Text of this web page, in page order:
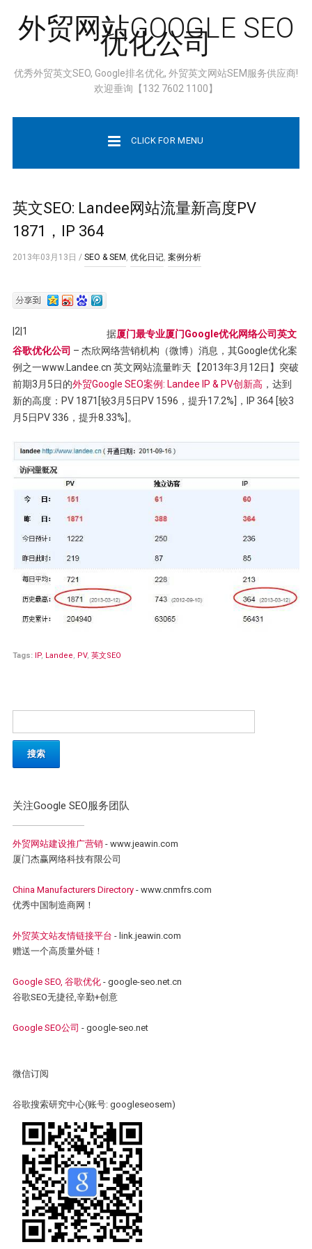
外贸网站GOOGLE SEO
优化公司
优秀外贸英文SEO, Google排名优化, 外贸英文网站SEM服务供应商!
欢迎垂询【132 7602 1100】
CLICK FOR MENU
英文SEO: Landee网站流量新高度PV
1871，IP 364
2013年03月13日 / SEO & SEM , 优化日记, 案例分析
|2|1 据厦门最专业厦门Google优化网络公司英文
谷歌优化公司 – 杰欣网络营销机构（微博）消息，其Google优化案
例之一www.Landee.cn 英文网站流量昨天【2013年3月12日】突破
前期3月5日的外贸Google SEO案例: Landee IP & PV创新高 ，达到
新的高度：PV 1871[较3月5日PV 1596，提升17.2%]，IP 364 [较3
月5日PV 336，提升8.33%]。
Tags: IP, Landee, PV, 英文SEO
关注Google SEO服务团队
外贸网站建设推广营销 - www.jeawin.com
厦门杰赢网络科技有限公司
China Manufacturers Directory- www.cnmfrs.com
优秀中国制造商网！
外贸英文站友情链接平台 - link.jeawin.com
赠送一个高质量外链！
Google SEO, 谷歌优化- google-seo.net.cn
谷歌SEO无捷径,辛勤+创意
Google SEO公司 - google-seo.net
微信订阅
谷歌搜索研究中心(账号: googleseosem)